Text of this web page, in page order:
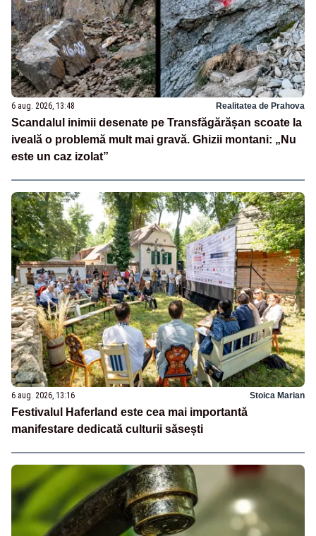
6 aug. 2026, 13:48 Realitatea de Prahova
Scandalul inimii desenate pe Transfăgărășan scoate la
iveală o problemă mult mai gravă. Ghizii montani: „Nu
este un caz izolat”
6 aug. 2026, 13:16 Stoica Marian
Festivalul Haferland este cea mai importantă
manifestare dedicată culturii săsești